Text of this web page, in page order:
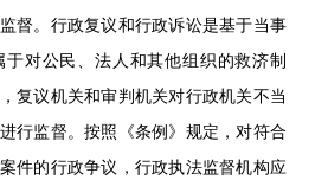
督。行政复议和行政诉讼是基于当事
对公民、法人和其他组织的救济制
复议机关和审判机关对行政机关不当
行监督。按照《条例》规定，对符合
件的行政争议，行政执法监督机构应